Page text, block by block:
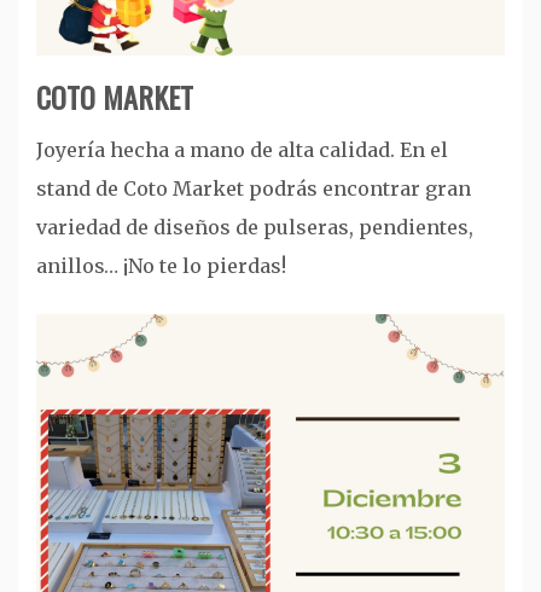
COTO MARKET
Joyería hecha a mano de alta calidad. En el
stand de Coto Market podrás encontrar gran
variedad de diseños de pulseras, pendientes,
anillos… ¡No te lo pierdas!